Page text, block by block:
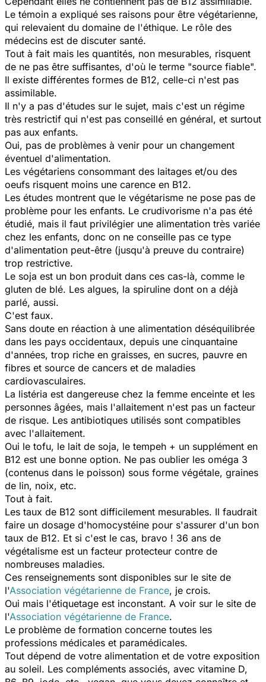
Le témoin a expliqué ses raisons pour être végétarienne,
qui relevaient du domaine de l'éthique. Le rôle des
médecins est de discuter santé.
Tout à fait mais les quantités, non mesurables, risquent
de ne pas être suffisantes, d'où le terme "source fiable".
Il existe différentes formes de B12, celle-ci n'est pas
assimilable.
Il n'y a pas d'études sur le sujet, mais c'est un régime
très restrictif qui n'est pas conseillé en général, et surtout
pas aux enfants.
Oui, pas de problèmes à venir pour un changement
éventuel d'alimentation.
Les végétariens consommant des laitages et/ou des
oeufs risquent moins une carence en B12.
Les études montrent que le végétarisme ne pose pas de
problème pour les enfants. Le crudivorisme n'a pas été
étudié, mais il faut privilégier une alimentation très variée
chez les enfants, donc on ne conseille pas ce type
d'alimentation peut-être (jusqu'à preuve du contraire)
trop restrictive.
Le soja est un bon produit dans ces cas-là, comme le
gluten de blé. Les algues, la spiruline dont on a déjà
parlé, aussi.
C'est faux.
Sans doute en réaction à une alimentation déséquilibrée
dans les pays occidentaux, depuis une cinquantaine
d'années, trop riche en graisses, en sucres, pauvre en
fibres et source de cancers et de maladies
cardiovasculaires.
La listéria est dangereuse chez la femme enceinte et les
personnes âgées, mais l'allaitement n'est pas un facteur
de risque. Les antibiotiques utilisés sont compatibles
avec l'allaitement.
Oui le tofu, le lait de soja, le tempeh + un supplément en
B12 est une bonne option. Ne pas oublier les oméga 3
(contenus dans le poisson) sous forme végétale, graines
de lin, noix, etc.
Tout à fait.
Les taux de B12 sont difficilement mesurables. Il faudrait
faire un dosage d'homocystéine pour s'assurer d'un bon
taux de B12. Et si c'est le cas, bravo ! 36 ans de
végétalisme est un facteur protecteur contre de
nombreuses maladies.
Ces renseignements sont disponibles sur le site de
l'Association végétarienne de France, je crois.
Oui mais l'étiquetage est inconstant. A voir sur le site de
l'Association végétarienne de France.
Le problème de formation concerne toutes les
professions médicales et paramédicales.
Tout dépend de votre alimentation et de votre exposition
au soleil. Les compléments associés, avec vitamine D,